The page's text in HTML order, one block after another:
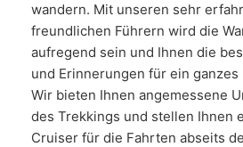
wandern. Mit unseren sehr
freundlichen Führern wird die
aufregend sein und Ihnen die
und Erinnerungen für ein
Wir bieten Ihnen angemessene
des Trekkings und stellen Ihnen
Cruiser für die Fahrten abseits